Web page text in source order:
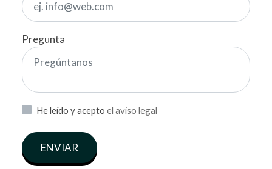
Pregunta
He leído y acepto el aviso legal
ENVIAR